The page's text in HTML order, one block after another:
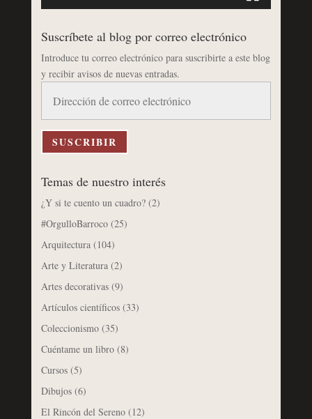
Suscríbete al blog por correo electrónico
Introduce tu correo electrónico para suscribirte a este blog
y recibir avisos de nuevas entradas.
correo
electrónico
SUSCRIBIR
Temas de nuestro interés
¿Y si te cuento un cuadro?(2)
#OrgulloBarroco(25)
Arquitectura(104)
Arte y Literatura(2)
Artes decorativas(9)
Artículos científicos(33)
Coleccionismo(35)
Cuéntame un libro(8)
Cursos(5)
Dibujos(6)
El Rincón del Sereno(12)